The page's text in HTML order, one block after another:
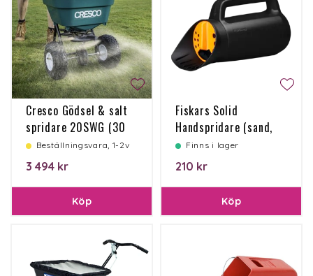
Cresco Gödsel & salt
spridare 20SWG (30
Liter)Beställningsvara, 1-2v
3 494 kr
Köp
Fiskars Solid
Handspridare (sand,
salt, gödsel, gräsfrö)
Finns i lager
210 kr
Köp